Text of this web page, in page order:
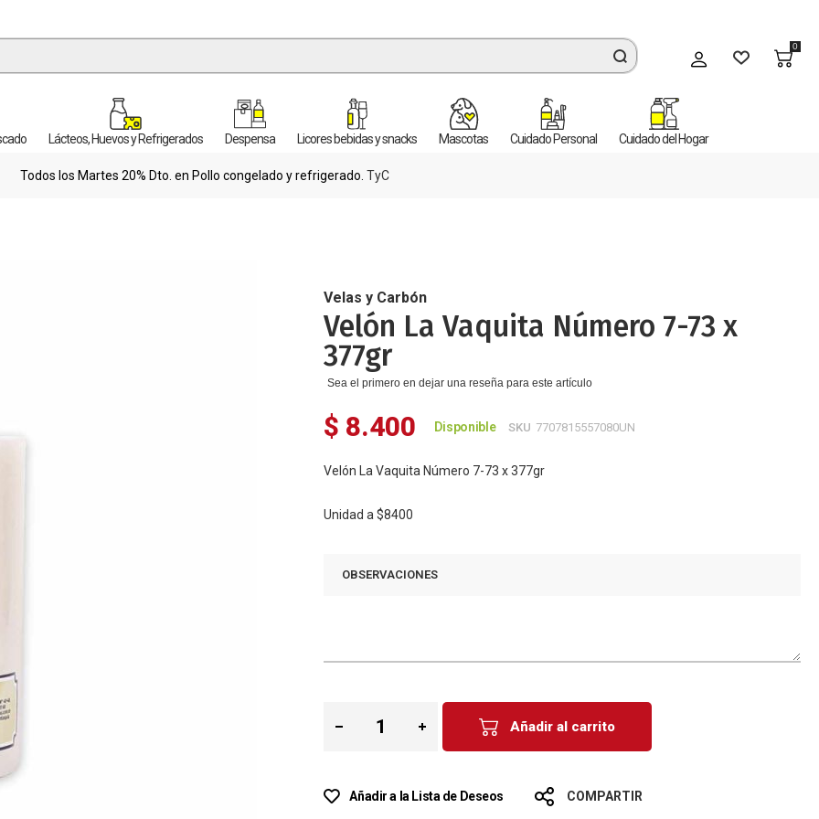
Mi cuenta
0
Lácteos, Huevos y Refrigerados Despensa Licores bebidas y snacks Mascotas Cuidado Personal Cuidado del Hogar
Todos los Martes 20% Dto. en Pollo congelado y refrigerado. TyC
Velas y Carbón
Velón La Vaquita Número 7-73 x
377gr
Sea el primero en dejar una reseña para este artículo
$ 8.400 Disponible SKU 7707815557080UN
Velón La Vaquita Número 7-73 x 377gr
Unidad a $8400
OBSERVACIONES
Añadir al carrito
Añadir a la Lista de Deseos COMPARTIR